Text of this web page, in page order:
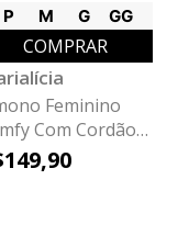
P M G GG
COMPRAR
Feminino
Com Cordão
Marrom
149,90